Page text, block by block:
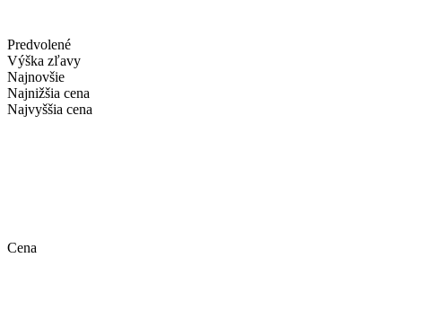
Predvolené
Výška zľavy
Najnovšie
Najnižšia cena
Najvyššia cena
Cena